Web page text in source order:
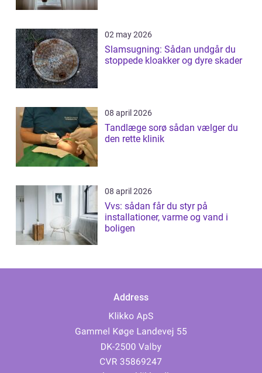
02 may 2026
Slamsugning: Sådan undgår du
stoppede kloakker og dyre skader
08 april 2026
Tandlæge sorø sådan vælger du
den rette klinik
08 april 2026
Vvs: sådan får du styr på
installationer, varme og vand i
boligen
Address